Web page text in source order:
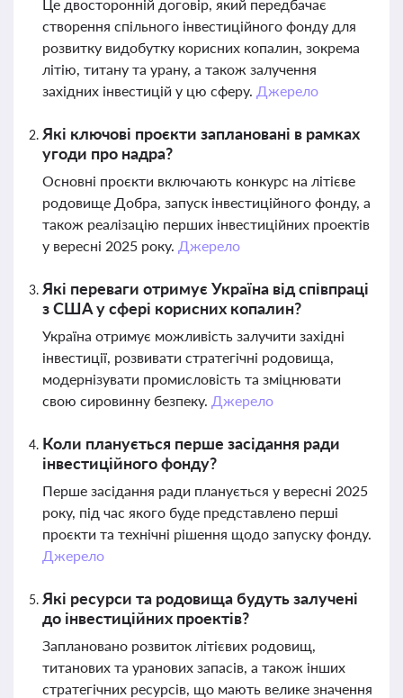
Це двосторонній договір, який передбачає
створення спільного інвестиційного фонду для
розвитку видобутку корисних копалин, зокрема
літію, титану та урану, а також залучення
західних інвестицій у цю сферу. Джерело
Які ключові проєкти заплановані в рамках
угоди про надра?
Основні проєкти включають конкурс на літієве
родовище Добра, запуск інвестиційного фонду, а
також реалізацію перших інвестиційних проектів
у вересні 2025 року. Джерело
Які переваги отримує Україна від співпраці
з США у сфері корисних копалин?
Україна отримує можливість залучити західні
інвестиції, розвивати стратегічні родовища,
модернізувати промисловість та зміцнювати
свою сировинну безпеку. Джерело
Коли планується перше засідання ради
інвестиційного фонду?
Перше засідання ради планується у вересні 2025
року, під час якого буде представлено перші
проєкти та технічні рішення щодо запуску фонду.
Джерело
Які ресурси та родовища будуть залучені
до інвестиційних проектів?
Заплановано розвиток літієвих родовищ,
титанових та уранових запасів, а також інших
стратегічних ресурсів, що мають велике значення